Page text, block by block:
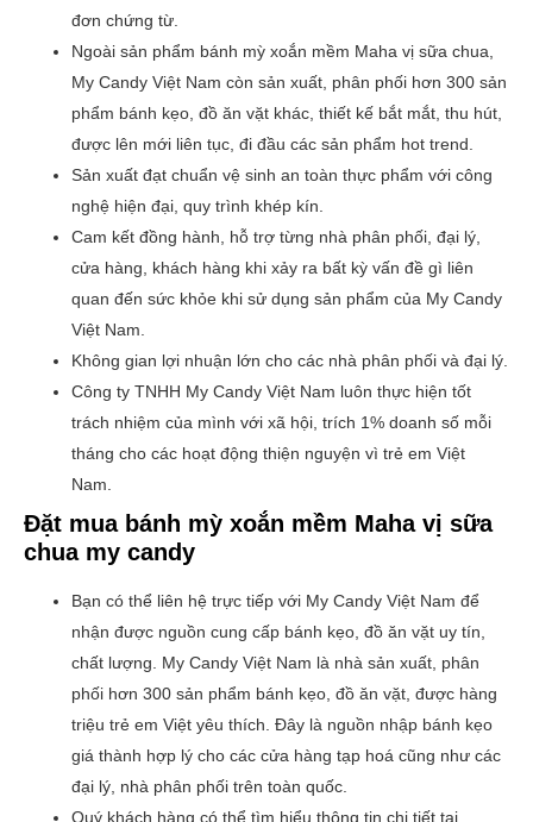
đơn chứng từ.
Ngoài sản phẩm bánh mỳ xoắn mềm Maha vị sữa chua,
My Candy Việt Nam còn sản xuất, phân phối hơn 300 sản
phẩm bánh kẹo, đồ ăn vặt khác, thiết kế bắt mắt, thu hút,
được lên mới liên tục, đi đầu các sản phẩm hot trend.
Sản xuất đạt chuẩn vệ sinh an toàn thực phẩm với công
nghệ hiện đại, quy trình khép kín.
Cam kết đồng hành, hỗ trợ từng nhà phân phối, đại lý,
cửa hàng, khách hàng khi xảy ra bất kỳ vấn đề gì liên
quan đến sức khỏe khi sử dụng sản phẩm của My Candy
Việt Nam.
Không gian lợi nhuận lớn cho các nhà phân phối và đại lý.
Công ty TNHH My Candy Việt Nam luôn thực hiện tốt
trách nhiệm của mình với xã hội, trích 1% doanh số mỗi
tháng cho các hoạt động thiện nguyện vì trẻ em Việt
Nam.
Đặt mua bánh mỳ xoắn mềm Maha vị sữa
chua my candy
Bạn có thể liên hệ trực tiếp với My Candy Việt Nam để
nhận được nguồn cung cấp bánh kẹo, đồ ăn vặt uy tín,
chất lượng. My Candy Việt Nam là nhà sản xuất, phân
phối hơn 300 sản phẩm bánh kẹo, đồ ăn vặt, được hàng
triệu trẻ em Việt yêu thích. Đây là nguồn nhập bánh kẹo
giá thành hợp lý cho các cửa hàng tạp hoá cũng như các
đại lý, nhà phân phối trên toàn quốc.
Quý khách hàng có thể tìm hiểu thông tin chi tiết tại